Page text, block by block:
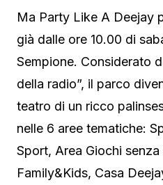
Ma Party Like A Deejay
già dalle ore 10.00 di
Sempione. Considerato
della radio”, il parco
teatro di un ricco
nelle 6 aree tematiche:
Sport, Area Giochi
Family&Kids, Casa